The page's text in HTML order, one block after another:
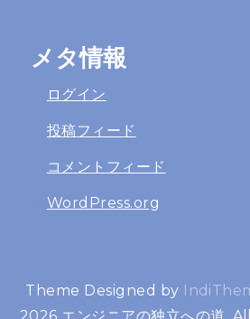
メタ情報
ログイン
投稿フィード
コメントフィード
WordPress.org
Theme Designed by